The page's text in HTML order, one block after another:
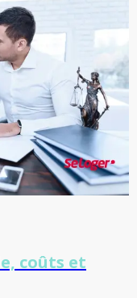
coûts et